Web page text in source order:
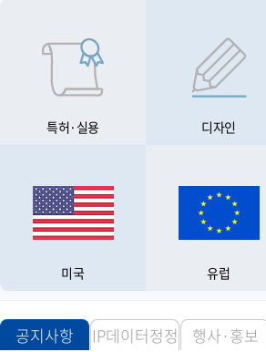
특허·실용 디자인
미국 유럽
공지사항 IP데이터정정 행사·홍보